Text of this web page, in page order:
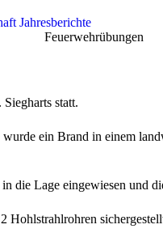
Jahresberichte
Feuerwehrübungen
statt.
ein Brand in einem
die Lage eingewiesen und
Hohlstrahlrohren